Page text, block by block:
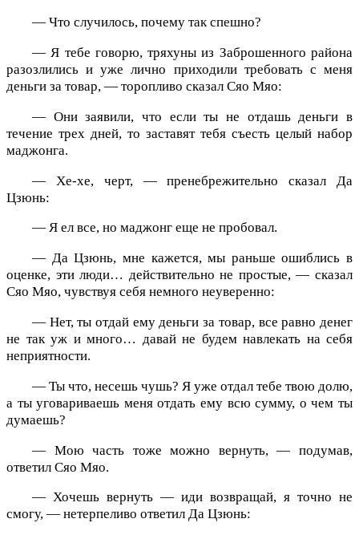
— Что случилось, почему так спешно?
— Я тебе говорю, тряхуны из Заброшенного района
разозлились и уже лично приходили требовать с меня
деньги за товар, — торопливо сказал Сяо Мяо:
— Они заявили, что если ты не отдашь деньги в
течение трех дней, то заставят тебя съесть целый набор
маджонга.
— Хе-хе, черт, — пренебрежительно сказал Да
Цзюнь:
— Я ел все, но маджонг еще не пробовал.
— Да Цзюнь, мне кажется, мы раньше ошиблись в
оценке, эти люди… действительно не простые, — сказал
Сяо Мяо, чувствуя себя немного неуверенно:
— Нет, ты отдай ему деньги за товар, все равно денег
не так уж и много… давай не будем навлекать на себя
неприятности.
— Ты что, несешь чушь? Я уже отдал тебе твою долю,
а ты уговариваешь меня отдать ему всю сумму, о чем ты
думаешь?
— Мою часть тоже можно вернуть, — подумав,
ответил Сяо Мяо.
— Хочешь вернуть — иди возвращай, я точно не
смогу, — нетерпеливо ответил Да Цзюнь: